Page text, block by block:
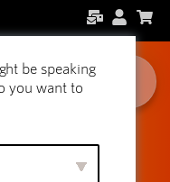
be speaking
you want to